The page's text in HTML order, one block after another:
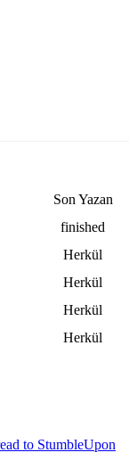
Son Yazan
finished
Herkül
Herkül
Herkül
Herkül